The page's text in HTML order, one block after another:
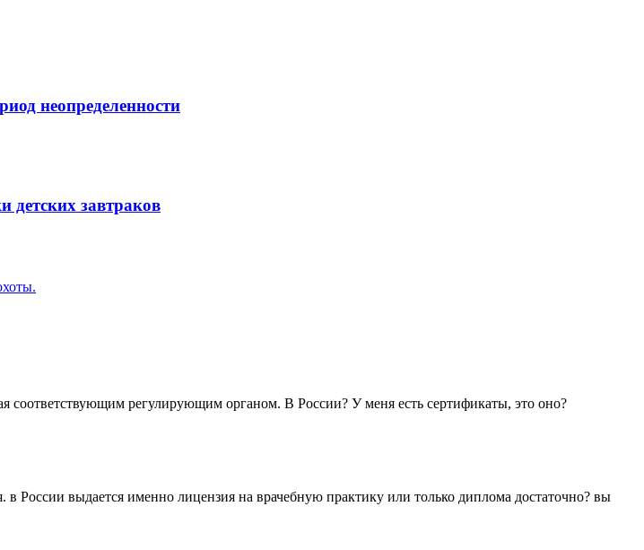
неопределенности
детских завтраков
соответствующим регулирующим органом. В России? У меня есть сертификаты, это оно?
России выдается именно лицензия на врачебную практику или только диплома достаточно? вы